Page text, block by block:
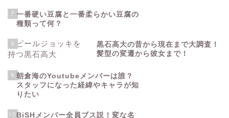
7 一番硬い豆腐と一番柔らかい豆腐の
種類って何？
8
黒石高大の昔から現在まで大調査！
髪型の変遷から彼女まで！
9 朝倉海のYoutubeメンバーは誰？
スタッフになった経緯やキャラが知
りたい
10 BiSHメンバー全員ブス説！変な名